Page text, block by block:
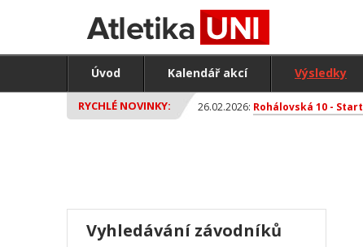
Úvod Kalendář akcí Výsledky
RYCHLÉ NOVINKY: 26.02.2026: Rohálovská 10 -
Vyhledávání závodníků